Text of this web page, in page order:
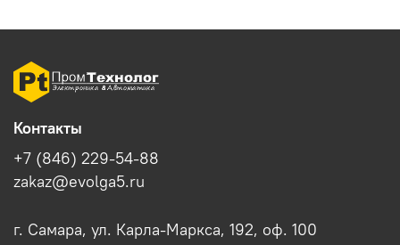
Контакты
+7 (846) 229-54-88
zakaz@evolga5.ru
г. Самара, ул. Карла-Маркса, 192, оф. 100